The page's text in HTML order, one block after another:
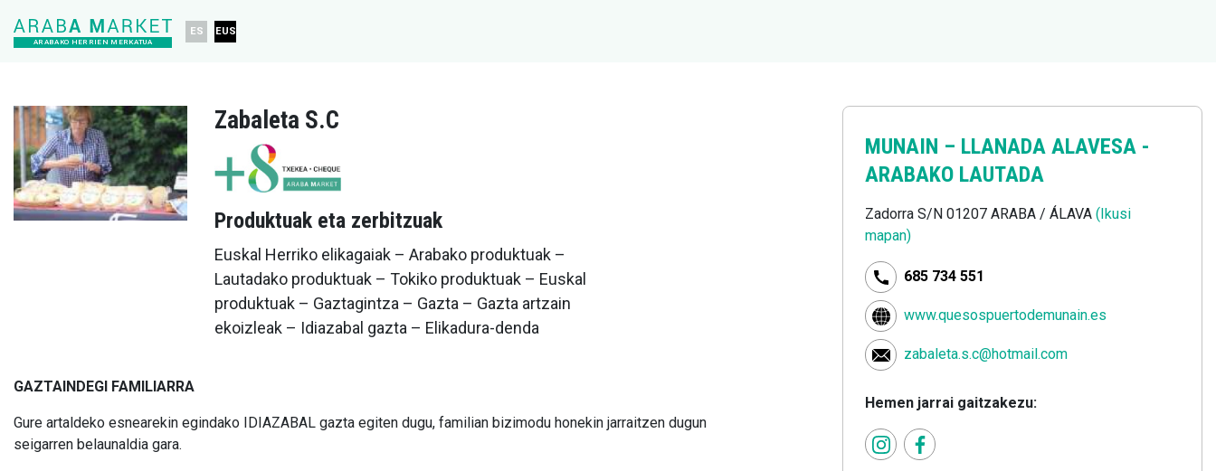
ARABAKO HERRIEN MERKATUA
ES EUS
Zabaleta S.C
Produktuak eta zerbitzuak
Euskal Herriko elikagaiak – Arabako produktuak –
Lautadako produktuak – Tokiko produktuak – Euskal
produktuak – Gaztagintza – Gazta – Gazta artzain
ekoizleak – Idiazabal gazta – Elikadura-denda
GAZTAINDEGI FAMILIARRA
Gure artaldeko esnearekin egindako IDIAZABAL gazta egiten dugu, familian bizimodu honekin jarraitzen dugun
seigarren belaunaldia gara.
MUNAIN – LLANADA ALAVESA -
ARABAKO LAUTADA
Zadorra S/N 01207 ARABA / ÁLAVA (Ikusi
mapan)
685 734 551
www.quesospuertodemunain.es
zabaleta.s.c@hotmail.com
Hemen jarrai gaitzakezu: